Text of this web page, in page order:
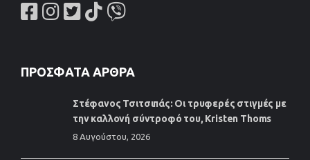
ΠΡΌΣΦΑΤΑ ΆΡΘΡΑ
Στέφανος Τσιτσιπάς: Οι τρυφερές στιγμές με
την καλλονή σύντροφό του, Kristen Thoms
8 Αυγούστου, 2026